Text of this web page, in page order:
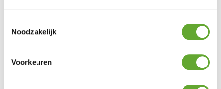
Noodzakelijk
Voorkeuren
À propos de nous
Jobs